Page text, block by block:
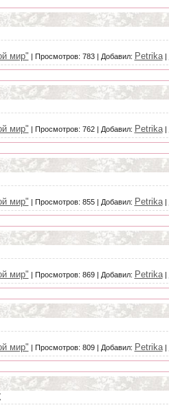
мир" Просмотров: 783| Добавил: Petrika|
мир" Просмотров: 762| Добавил: Petrika|
мир" Просмотров: 855| Добавил: Petrika|
мир" Просмотров: 869| Добавил: Petrika|
мир" Просмотров: 809| Добавил: Petrika|